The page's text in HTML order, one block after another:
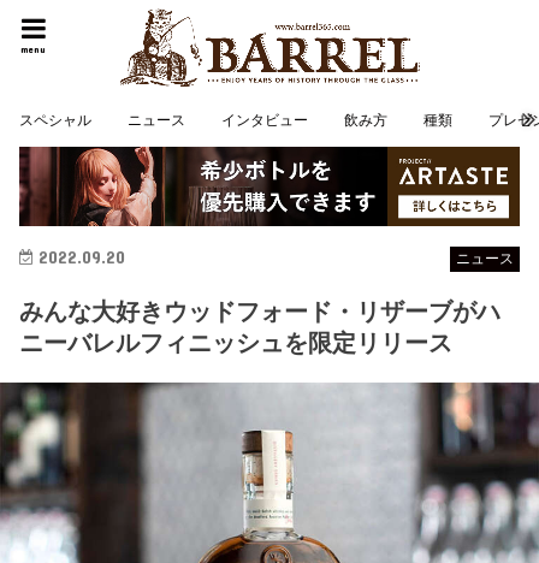
menu
スペシャル ニュース インタビュー 飲み方 種類 プレゼ
ニュース
2022.09.20
みんな大好きウッドフォード・リザーブがハ
ニーバレルフィニッシュを限定リリース